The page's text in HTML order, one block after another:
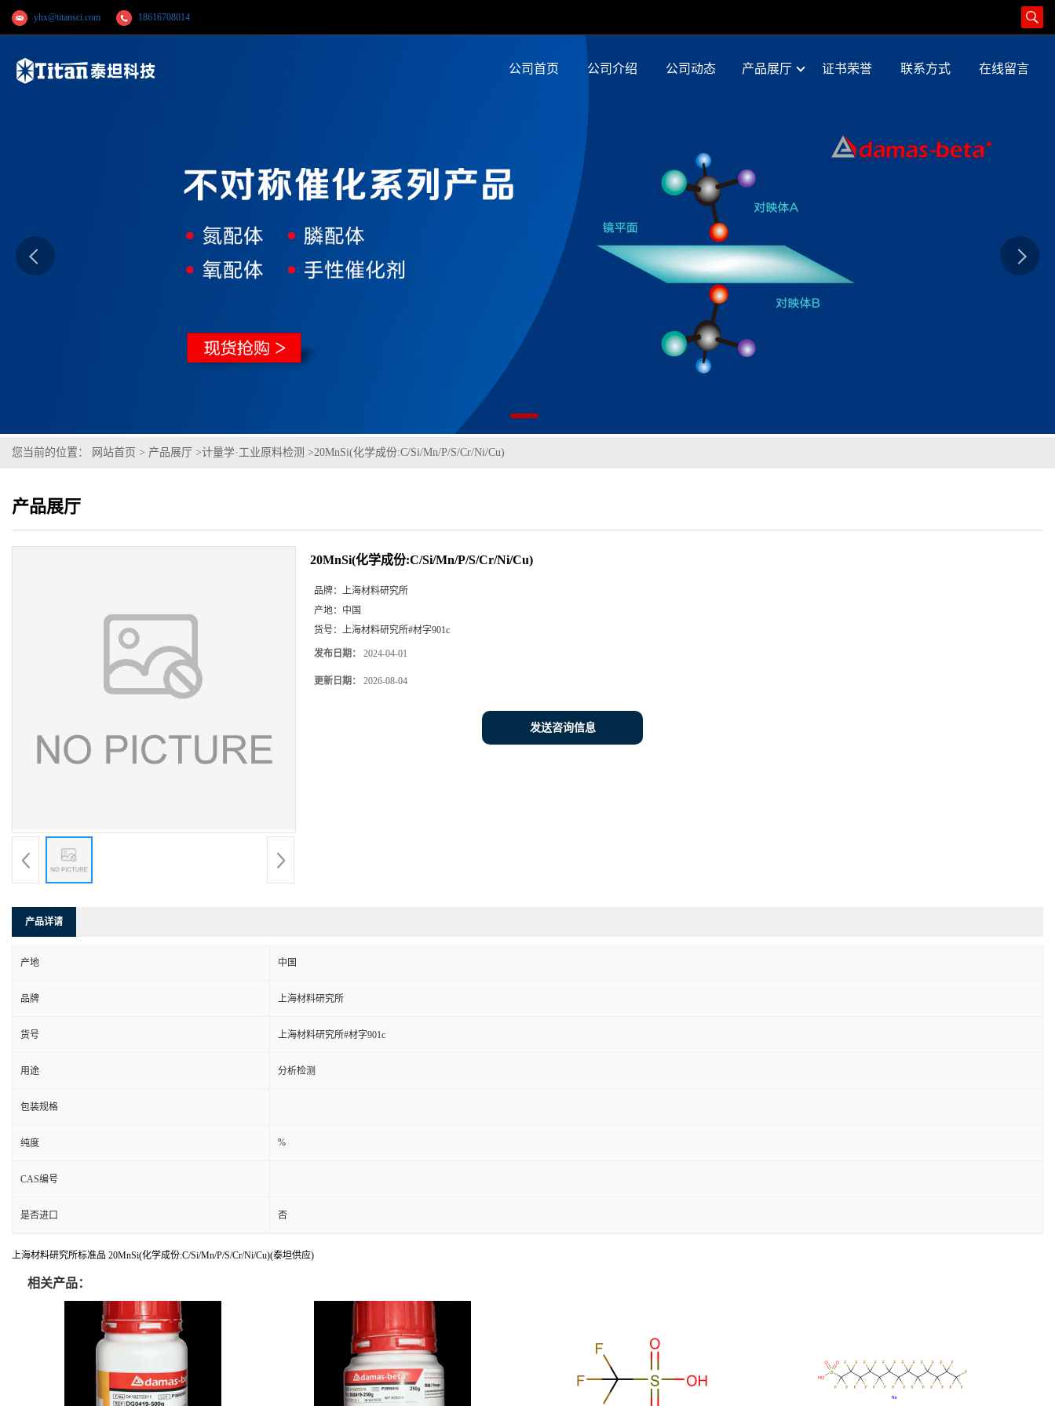
yhx@titansci.com 18616708014
公司首页 公司介绍 公司动态 产品展厅 证书荣誉 联系方式 在线留言
您当前的位置： 网站首页 > 产品展厅 >计量学·工业原料检测 >20MnSi(化学成份:C/Si/Mn/P/S/Cr/Ni/Cu)
产品展厅
20MnSi(化学成份:C/Si/Mn/P/S/Cr/Ni/Cu)
品牌：
上海材料研究所
产地： 中国
货号：
上海材料研究所#材字901c
发布日期： 2024-04-01
更新日期： 2026-08-04
发送咨询信息
产品详请
产地 中国
品牌 上海材料研究所
货号 上海材料研究所#材字901c
用途 分析检测
包装规格
纯度 %
CAS编号
是否进口 否
上海材料研究所标准品 20MnSi(化学成份:C/Si/Mn/P/S/Cr/Ni/Cu)(泰坦供应)
相关产品：